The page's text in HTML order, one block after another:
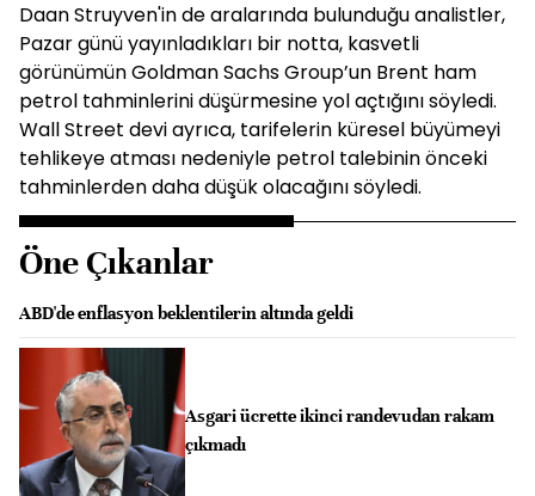
Daan Struyven'in de aralarında bulunduğu analistler,
Pazar günü yayınladıkları bir notta, kasvetli
görünümün Goldman Sachs Group’un Brent ham
petrol tahminlerini düşürmesine yol açtığını söyledi.
Wall Street devi ayrıca, tarifelerin küresel büyümeyi
tehlikeye atması nedeniyle petrol talebinin önceki
tahminlerden daha düşük olacağını söyledi.
Öne Çıkanlar
ABD'de enflasyon beklentilerin altında geldi
Asgari ücrette ikinci randevudan rakam
çıkmadı